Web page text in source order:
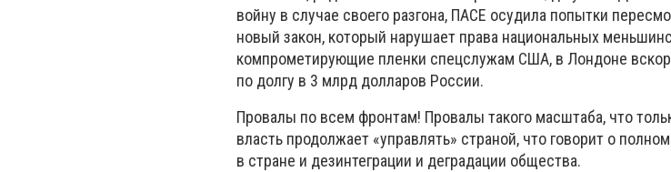
войну в случае своего разгона, ПАСЕ осудила попытки
новый закон, который нарушает права национальных
компрометирующие пленки спецслужам США, в Лондоне
по долгу в 3 млрд долларов России.
Провалы по всем фронтам! Провалы такого масштаба, что
власть продолжает «управлять» страной, что говорит о
в стране и дезинтеграции и деградации общества.